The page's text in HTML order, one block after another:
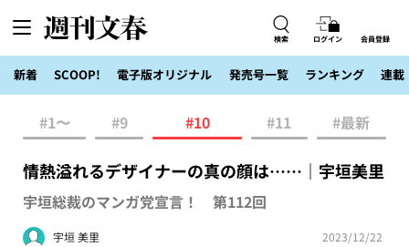
検索 ログイン 会員登録
新着 SCOOP! 電子版オリジナル 発売号一覧 ランキング 連載
#1〜 #9 #10 #11 #最新
情熱溢れるデザイナーの真の顔は……｜宇垣美里
宇垣総裁のマンガ党宣言！ 第112回
宇垣 美里 2023/12/22